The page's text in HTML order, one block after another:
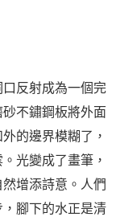
反射成為一個完
不鏽鋼板將外面
的邊界模糊了，
光變成了畫筆，
增添詩意。人們
腳下的水正是清